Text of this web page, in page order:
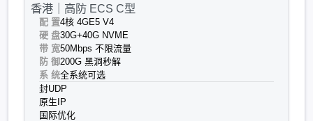
香港｜高防 ECS C型
配 置4核 4GE5 V4
硬 盘30G+40G NVME
带 宽50Mbps 不限流量
防 御200G 黑洞秒解
系 统全系统可选
封UDP
原生IP
国际优化